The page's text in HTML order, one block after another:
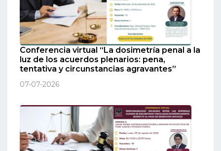
Conferencia virtual “La dosimetría penal a la
luz de los acuerdos plenarios: pena,
tentativa y circunstancias agravantes”
07-07-2026